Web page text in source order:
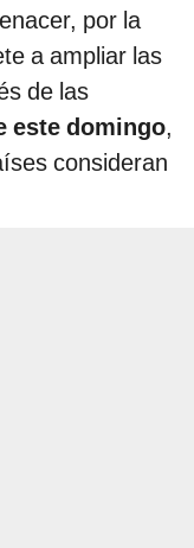
por la
a ampliar las
de las
este domingo,
consideran